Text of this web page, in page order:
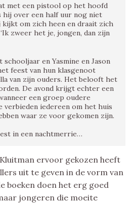
met een pistool op het hoofd
hij over een half uur nog niet
om zich heen en draait zich
zweer het je, jongen, dan zijn
en Yasmine en Jason
feest van hun klasgenoot
van zijn ouders. Het belooft het
De avond krijgt echter een
een groep oudere
verbieden iedereen om het huis
waar ze voor gekomen zijn.
in een nachtmerrie…
ervoor gekozen heeft
uit te geven in de vorm van
boeken doen het erg goed
jongeren die moeite